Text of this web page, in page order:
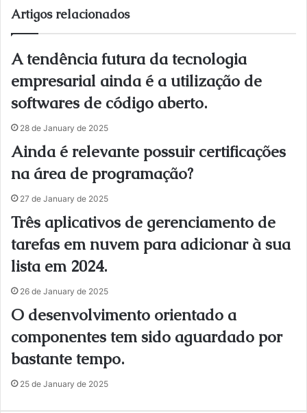
Artigos relacionados
A tendência futura da tecnologia
empresarial ainda é a utilização de
softwares de código aberto.
28 de January de 2025
Ainda é relevante possuir certificações
na área de programação?
27 de January de 2025
Três aplicativos de gerenciamento de
tarefas em nuvem para adicionar à sua
lista em 2024.
26 de January de 2025
O desenvolvimento orientado a
componentes tem sido aguardado por
bastante tempo.
25 de January de 2025